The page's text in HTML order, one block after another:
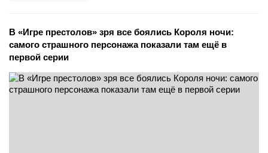
В «Игре престолов» зря все боялись Короля ночи:
самого страшного персонажа показали там ещё в
первой серии